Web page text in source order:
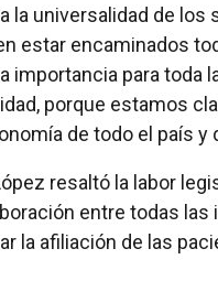
la universalidad de los
estar encaminados
importancia para
porque estamos
de todo el país
resaltó la labor
entre todas
la afiliación de las